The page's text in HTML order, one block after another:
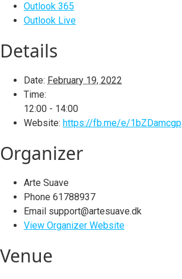
Outlook 365
Outlook Live
Details
Date: February 19, 2022
Time:
12:00 - 14:00
Website: https://fb.me/e/1bZDamcgp
Organizer
Arte Suave
Phone 61788937
Email support@artesuave.dk
View Organizer Website
Venue